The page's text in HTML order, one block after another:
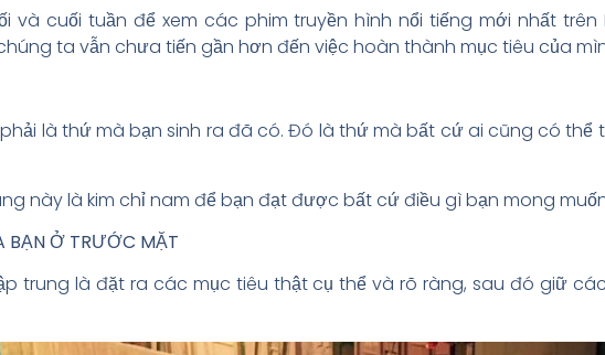
và cuối tuần để xem các phim truyền hình nổi tiếng mới nhất trên
ta vẫn chưa tiến gần hơn đến việc hoàn thành mục tiêu của
là thứ mà bạn sinh ra đã có. Đó là thứ mà bất cứ ai cũng có thể
này là kim chỉ nam để bạn đạt được bất cứ điều gì bạn mong
BẠN Ở TRƯỚC MẶT
trung là đặt ra các mục tiêu thật cụ thể và rõ ràng, sau đó giữ